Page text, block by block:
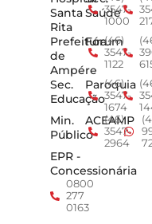
Santa
Rita
Saúde
3547-
1000
Prefeitura
de
Ampére
Fórum
(46)
3547-
1122
Sec.
Educação
Paroquia
(46)
3547-
1674
Min.
Público
ACEAMP
(46)
3547-
2964
EPR -
Concessionária
0800
277
0163